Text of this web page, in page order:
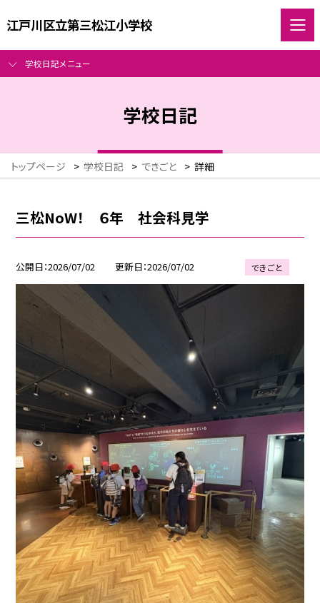
江戸川区立第三松江小学校
学校日記メニュー
学校日記
トップページ > 学校日記 > できごと > 詳細
三松NoW！ ６年 社会科見学
公開日 2026/07/02 更新日 2026/07/02 できごと